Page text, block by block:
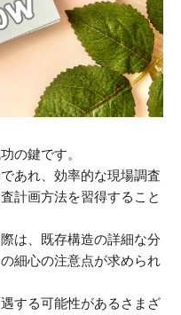
の鍵です。
あれ、効率的な現場調査
計画方法を習得すること
は、既存構造の詳細な分
細心の注意点が求められ
する可能性があるさまざ